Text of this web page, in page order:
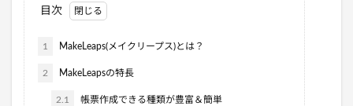
目次
1 MakeLeaps(メイクリープス)とは？
2 MakeLeapsの特長
2.1 帳票作成できる種類が豊富＆簡単